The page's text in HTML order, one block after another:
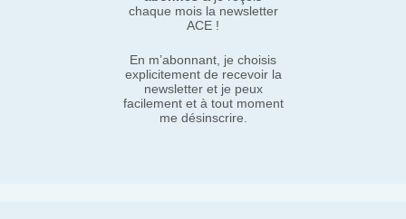
chaque mois la newsletter
ACE !
En m’abonnant, je choisis
explicitement de recevoir la
newsletter et je peux
facilement et à tout moment
me désinscrire.